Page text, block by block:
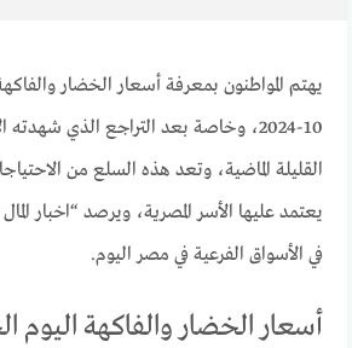
10-2024، وخاصة بعد التراجع الذي
القليلة الماضية، وتعد هذه السلع من
يعتمد عليها الأسر المصرية، ويرصد “اخبار
في الأسواق الفرعية في مصر اليوم.